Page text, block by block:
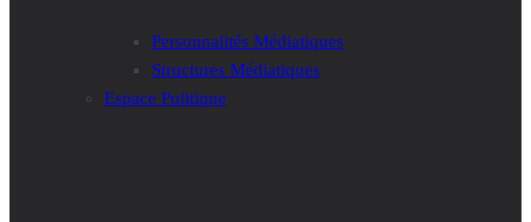
Personnalités Médiatiques
Structures Médiatiques
Espace Politique